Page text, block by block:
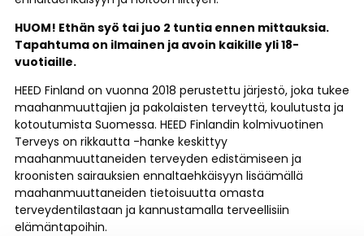
HUOM! Ethän syö tai juo 2 tuntia ennen mittauksia.
Tapahtuma on ilmainen ja avoin kaikille yli 18-
vuotiaille.
HEED Finland on vuonna 2018 perustettu järjestö, joka tukee
maahanmuuttajien ja pakolaisten terveyttä, koulutusta ja
kotoutumista Suomessa. HEED Finlandin kolmivuotinen
Terveys on rikkautta -hanke keskittyy
maahanmuuttaneiden terveyden edistämiseen ja
kroonisten sairauksien ennaltaehkäisyyn lisäämällä
maahanmuuttaneiden tietoisuutta omasta
terveydentilastaan ja kannustamalla terveellisiin
elämäntapoihin.